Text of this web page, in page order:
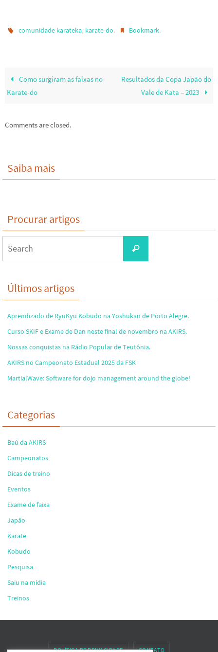
comunidade karateka, karate-do. Bookmark.
Como surgiram as faixas no
Karate-do
Resultados da Copa Japão do
Vale de Kata – 2023
Comments are closed.
Saiba mais
Procurar artigos
Search
Últimos artigos
Aprendizado de RyuKyu Kobudo na Yoshukan de Porto Alegre.
Curso SKIF e Exame de Dan neste final de novembro na AKIRS.
Nossas conquistas na Rádio Popular de Teutônia.
AKIRS no Campeonato Estadual 2025 da FSK
MartialWave: Software for dojo management around the globe!
Categorias
Baú da AKIRS
Campeonatos
Dicas de treino
Eventos
Exame de faixa
Japão
Karate
Kobudo
Pesquisa
Saiu na mídia
Treinos
POLÍTICA DE PRIVACIDADE CONTATO